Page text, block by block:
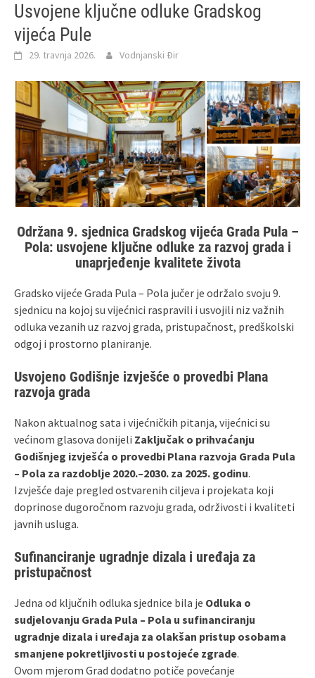
Usvojene ključne odluke Gradskog
vijeća Pule
29. travnja 2026. Vodnjanski Đir
Održana 9. sjednica Gradskog vijeća Grada Pula –
Pola: usvojene ključne odluke za razvoj grada i
unaprjeđenje kvalitete života
Gradsko vijeće Grada Pula – Pola jučer je održalo svoju 9.
sjednicu na kojoj su vijećnici raspravili i usvojili niz važnih
odluka vezanih uz razvoj grada, pristupačnost, predškolski
odgoj i prostorno planiranje.
Usvojeno Godišnje izvješće o provedbi Plana
razvoja grada
Nakon aktualnog sata i vijećničkih pitanja, vijećnici su
većinom glasova donijeli Zaključak o prihvaćanju
Godišnjeg izvješća o provedbi Plana razvoja Grada Pula
– Pola za razdoblje 2020.–2030. za 2025. godinu.
Izvješće daje pregled ostvarenih ciljeva i projekata koji
doprinose dugoročnom razvoju grada, održivosti i kvaliteti
javnih usluga.
Sufinanciranje ugradnje dizala i uređaja za
pristupačnost
Jedna od ključnih odluka sjednice bila je Odluka o
sudjelovanju Grada Pula – Pola u sufinanciranju
ugradnje dizala i uređaja za olakšan pristup osobama
smanjene pokretljivosti u postojeće zgrade.
Ovom mjerom Grad dodatno potiče povećanje